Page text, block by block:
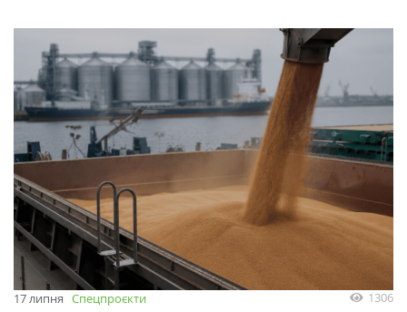
17 липня Спецпроєкти 1306